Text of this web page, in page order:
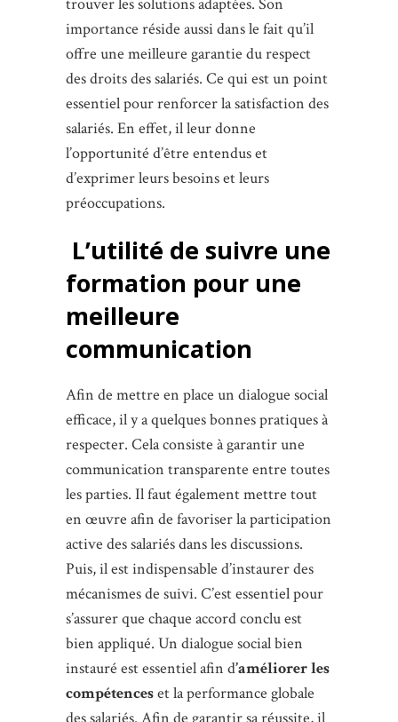
importance réside aussi dans le fait qu’il
offre une meilleure garantie du respect
des droits des salariés. Ce qui est un point
essentiel pour renforcer la satisfaction des
salariés. En effet, il leur donne
l’opportunité d’être entendus et
d’exprimer leurs besoins et leurs
préoccupations.
L’utilité de suivre une
formation pour une
meilleure
communication
Afin de mettre en place un dialogue social
efficace, il y a quelques bonnes pratiques à
respecter. Cela consiste à garantir une
communication transparente entre toutes
les parties. Il faut également mettre tout
en œuvre afin de favoriser la participation
active des salariés dans les discussions.
Puis, il est indispensable d’instaurer des
mécanismes de suivi. C’est essentiel pour
s’assurer que chaque accord conclu est
bien appliqué. Un dialogue social bien
instauré est essentiel afin d’améliorer les
compétenceset la performance globale
des salariés. Afin de garantir sa réussite, il